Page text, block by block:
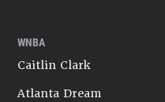
WNBA
Caitlin Clark
Atlanta Dream